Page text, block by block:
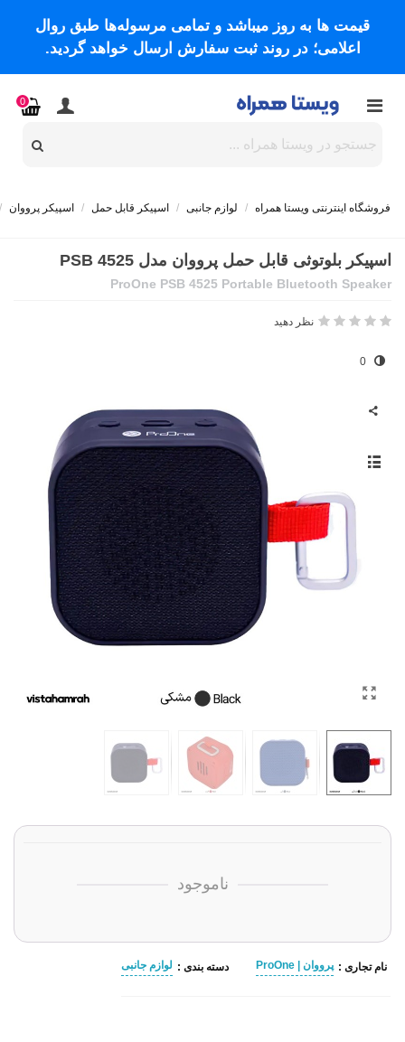
قیمت ها به روز میباشد و تمامی مرسوله‌ها طبق روال
اعلامی؛ در روند ثبت سفارش ارسال خواهد گردید.
0
فروشگاه اینترنتی ویستا همراه / لوازم جانبی / اسپیکر قابل حمل / اسپیکر پرووان /
اسپیکر بلوتوثی قابل حمل پرووان مدل PSB 4525
ProOne PSB 4525 Portable Bluetooth Speaker
نظر دهید
0
ناموجود
نام تجاری : پرووان | ProOne دسته بندی : لوازم جانبی